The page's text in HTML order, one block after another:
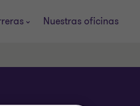
Nuestras oficinas